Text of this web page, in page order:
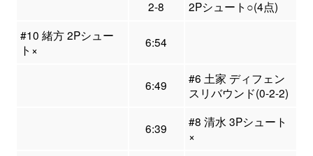
2-8
2Pシュート○(4点)
#10 緒方 2Pシュー
ト×
6:54
6:49
#6 土家 ディフェン
スリバウンド(0-2-2)
6:39
#8 清水 3Pシュート
×